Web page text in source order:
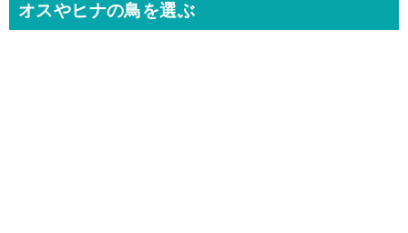
オスやヒナの鳥を選ぶ